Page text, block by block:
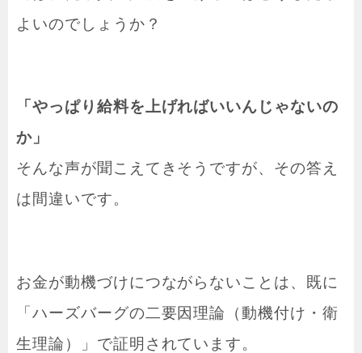
よいのでしょうか？
「やっぱり給料を上げればいいんじゃないの
か」
そんな声が聞こえてきそうですが、その答え
は間違いです。
お金が動機づけにつながらないことは、既に
「ハーズバーグの二要因理論（動機付け・衛
生理論）」で証明されています。